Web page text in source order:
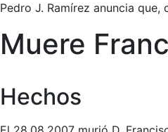
Pedro J. Ramírez anuncia
Muere
Hechos